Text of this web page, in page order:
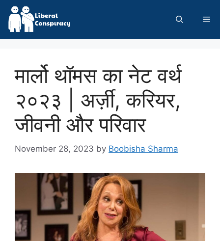
Skip
content
मार्लो थॉमस का नेट वर्थ
२०२३ | अर्ज़ी, करियर,
जीवनी और परिवार
November 28, 2023 by Boobisha Sharma